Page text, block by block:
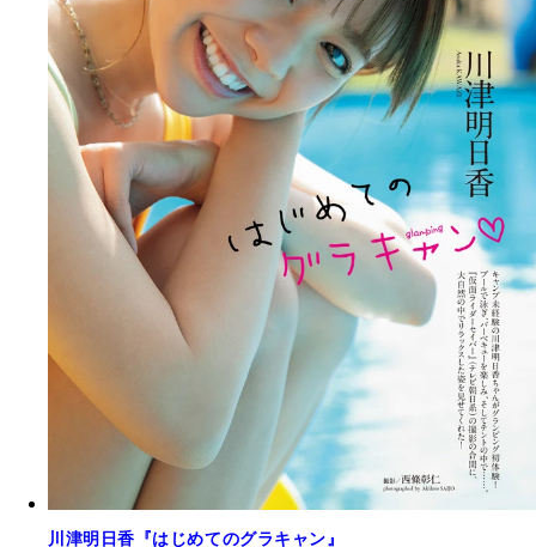
川津明日香『はじめてのグラキャン』